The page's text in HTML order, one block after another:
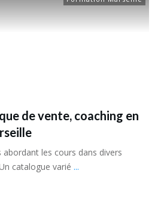
de vente, coaching en
les cours dans divers
catalogue varié ...